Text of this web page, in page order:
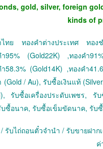
gold, silver, foreign
kinds of
ไทย ทองคำต่างประเทศ ทอ
ำ95% (Gold22K) ,ทองคำ
ำ58.3% (Gold14K) ,ทองคำ
(Gold / Au), รับซื้อเงินแท้
รับซื้อเครื่องประดับเพชร,
ซื้อนาค, รับซื้อเข็มขัดนาค, รับ
รับไถ่ถอนตั๋วจำนำ / รับขายฝา
ค่